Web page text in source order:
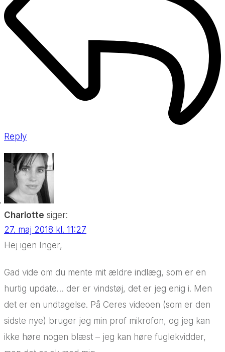
Reply
Charlotte siger:
27. maj 2018 kl. 11:27
Hej igen Inger,
Gad vide om du mente mit ældre indlæg, som er en
hurtig update… der er vindstøj, det er jeg enig i. Men
det er en undtagelse. På Ceres videoen (som er den
sidste nye) bruger jeg min prof mikrofon, og jeg kan
ikke høre nogen blæst – jeg kan høre fuglekvidder,